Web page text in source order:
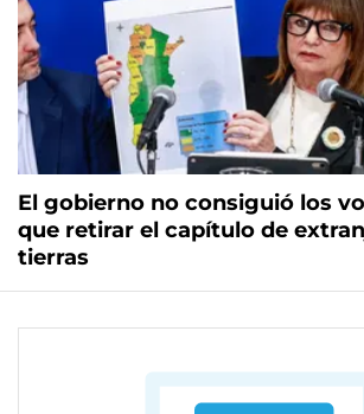
El gobierno no consiguió los
que retirar el capítulo de
tierras